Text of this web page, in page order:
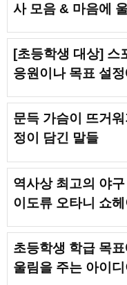
사 모음 & 마음에
[초등학생 대상] 스
응원이나 목표 설
문득 가슴이 뜨거
정이 담긴 말들
역사상 최고의 야
이도류 오타니 쇼헤
초등학생 학급 목
울림을 주는 아이